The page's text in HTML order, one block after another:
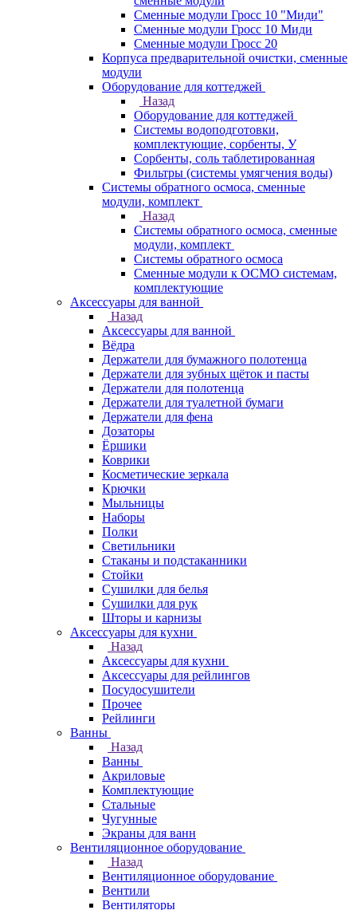
Сменные модули Гросс 10 "Миди"
Сменные модули Гросс 10 Миди
Сменные модули Гросс 20
Корпуса предварительной очистки, сменные
модули
Оборудование для коттеджей
Назад
Оборудование для коттеджей
Системы водоподготовки,
комплектующие, сорбенты, У
Сорбенты, соль таблетированная
Фильтры (системы умягчения воды)
Системы обратного осмоса, сменные
модули, комплект
Назад
Системы обратного осмоса, сменные
модули, комплект
Системы обратного осмоса
Сменные модули к ОСМО системам,
комплектующие
Аксессуары для ванной
Назад
Аксессуары для ванной
Вёдра
Держатели для бумажного полотенца
Держатели для зубных щёток и пасты
Держатели для полотенца
Держатели для туалетной бумаги
Держатели для фена
Дозаторы
Ёршики
Коврики
Косметические зеркала
Крючки
Мыльницы
Наборы
Полки
Светильники
Стаканы и подстаканники
Стойки
Сушилки для белья
Сушилки для рук
Шторы и карнизы
Аксессуары для кухни
Назад
Аксессуары для кухни
Аксессуары для рейлингов
Посудосушители
Прочее
Рейлинги
Ванны
Назад
Ванны
Акриловые
Комплектующие
Стальные
Чугунные
Экраны для ванн
Вентиляционное оборудование
Назад
Вентиляционное оборудование
Вентили
Вентиляторы